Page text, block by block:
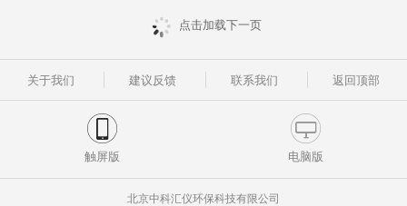
点击加载下一页
关于我们 建议反馈 联系我们 返回顶部
触屏版 电脑版
北京中科汇仪环保科技有限公司